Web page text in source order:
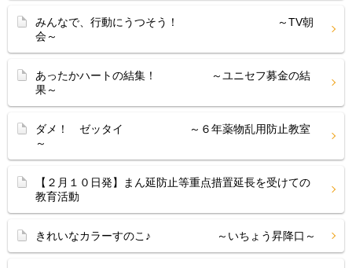
みんなで、行動にうつそう！ ～TV朝
会～
あったかハートの結集！ ～ユニセフ募金の結
果～
ダメ！ ゼッタイ ～６年薬物乱用防止教室
～
【２月１０日発】まん延防止等重点措置延長を受けての
教育活動
きれいなカラーすのこ♪ ～いちょう昇降口～